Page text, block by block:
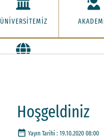
ÜNİVERSİTEMİZ
Hoşgeldiniz
date_range Yayın Tarihi : 19.10.2020 08:00